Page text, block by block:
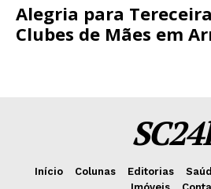
Alegria para
Clubes de Mães em
Início Colunas Editorias